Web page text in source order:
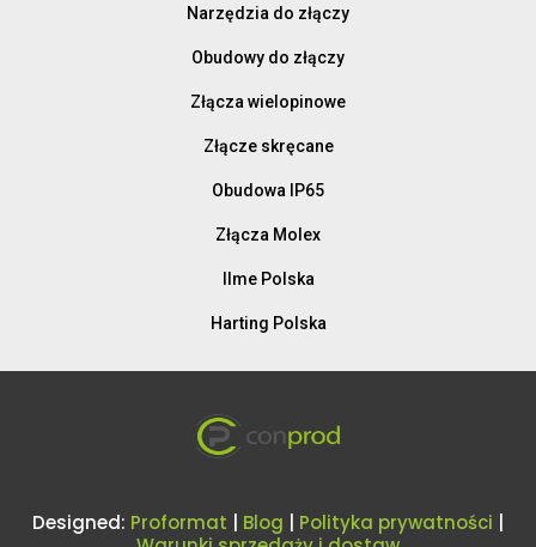
Narzędzia do złączy
Obudowy do złączy
Złącza wielopinowe
Złącze skręcane
Obudowa IP65
Złącza Molex
Ilme Polska
Harting Polska
Designed: Proformat Blog Polityka prywatności